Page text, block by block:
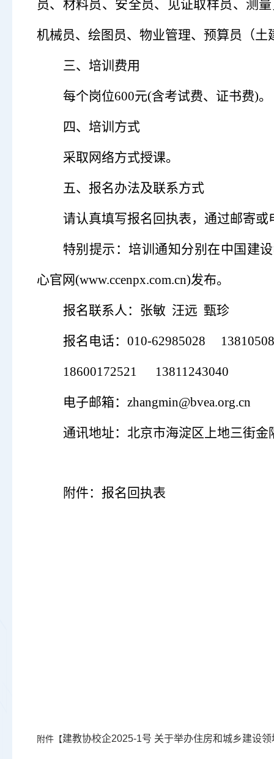
员、材料员、安全员、见证取样员、测
机械员、绘图员、物业管理、预算员 （土
三、培训费用
每个岗位600元(含考试费、证书费)。
四、培训方式
采取网络方式授课。
五、报名办法及联系方式
请认真填写报名回执表，通过邮寄或
特别提示：培训通知分别在中国建
心官网(www.ccenpx.com.cn)发布。
报名联系人： 张敏 汪远 甄珍
报名电话： 010-62985028
18600172521 13811243040
电子邮箱： zhangmin@bvea.org.cn
通讯地址：北京市海淀区上地三街金
附件：报名回执表
附件【建教协校企2025-1号 关于举办住房和城乡建设